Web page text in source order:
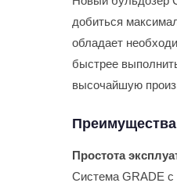
добиться
обладает
быстрее
высочайшую
Преимущества
Простота
Система GRADE с